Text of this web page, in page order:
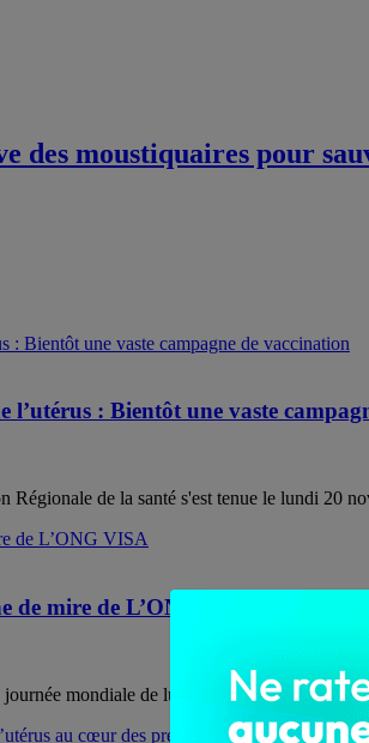
des moustiquaires pour
l’utérus : Bientôt une vaste
Régionale de la santé s'est tenue le lundi 20
de mire de L’ONG VISA
mondiale de lutte contre le diabète. Un